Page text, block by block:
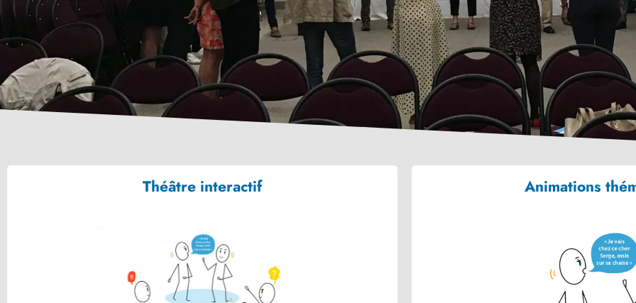
Théâtre interactif Animations
Se découvrir autrement et de manière ludique.
Favoriser la cohésion des équipes